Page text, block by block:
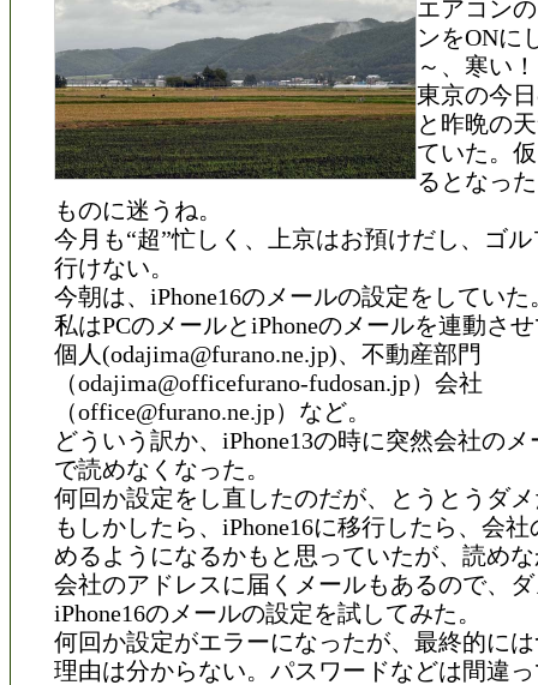
エアコン
ンをONに
～、寒い！
東京の今
と昨晩の
ていた。
るとなっ
ものに迷うね。
今月も“超”忙しく、上京はお預けだし、ゴ
行けない。
今朝は、iPhone16のメールの設定をしていた
私はPCのメールとiPhoneのメールを連動さ
個人(odajima@furano.ne.jp)、不動産部門
（odajima@officefurano-fudosan.jp）会社
（office@furano.ne.jp）など。
どういう訳か、iPhone13の時に突然会社のメ
で読めなくなった。
何回か設定をし直したのだが、とうとうダ
もしかしたら、iPhone16に移行したら、会
めるようになるかもと思っていたが、読め
会社のアドレスに届くメールもあるので、
iPhone16のメールの設定を試してみた。
何回か設定がエラーになったが、最終的に
理由は分からない。パスワードなどは間違